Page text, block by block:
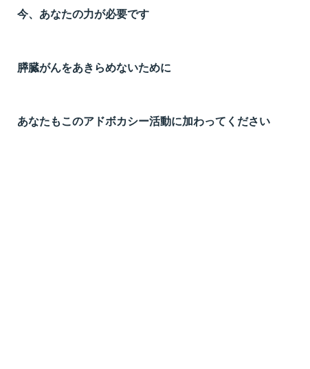
今、あなたの力が必要です
膵臓がんをあきらめないために
あなたもこのアドボカシー活動に加わってください